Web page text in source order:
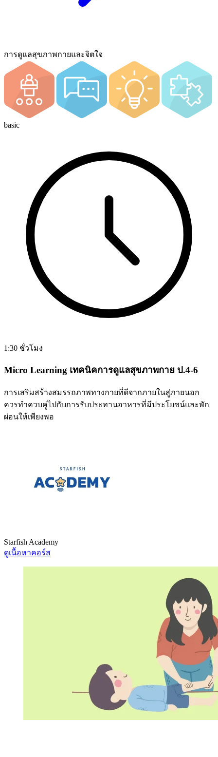
การดูแลสุขภาพกายและจิตใจ
basic
1:30 ชั่วโมง
Micro Learning เทคนิคการดูแลสุขภาพกาย ป.4-6
การเสริมสร้างสมรรถภาพทางกายที่ดีจากภายในสู่ภายนอก
ควรทำควบคู่ไปกับการรับประทานอาหารที่มีประโยชน์และพัก
ผ่อนให้เพียงพอ
Starfish Academy
ดูเนื้อหาคอร์ส